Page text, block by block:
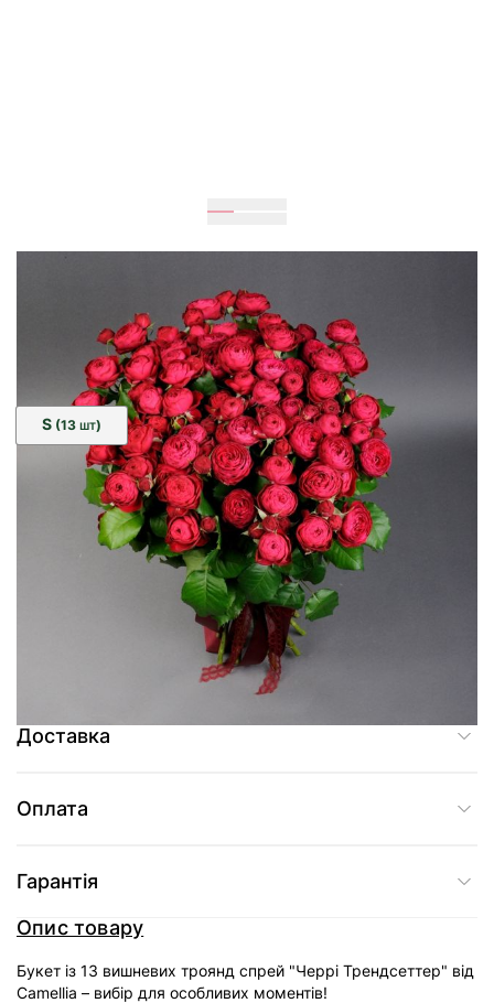
40
S (13 ШТ)
2 635 грн
Додати до кошика
Купити в один клік
Доставка
Оплата
Гарантія
Опис товару
Букет із 13 вишневих троянд спрей "Черрі Трендсеттер" від
Camellia – вибір для особливих моментів!